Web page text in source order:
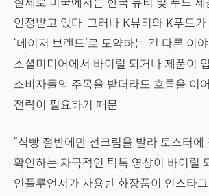
실제로 미국에서는 한국 뷰티 및 푸드
인정받고 있다. 그러나 K뷰티와 K푸드가
‘메이저 브랜드’로 도약하는 건 다른 이
소셜미디어에서 바이럴 되거나 제품이
소비자들의 주목을 받더라도 흐름을 이
전략이 필요하기 때문.
“식빵 절반에만 선크림을 발라 토스터에
확인하는 자극적인 틱톡 영상이 바이럴
인플루언서가 사용한 화장품이 인스타